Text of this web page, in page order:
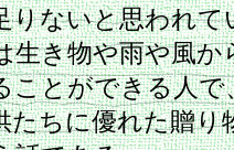
りないと思われて
生き物や雨や風か
ことができる人で
たちに優れた贈り